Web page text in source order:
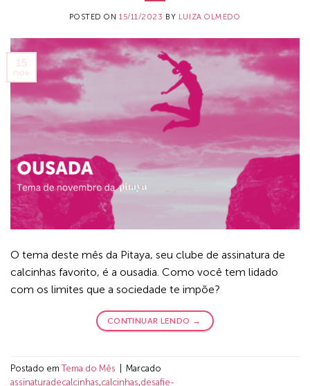
POSTED ON 15/11/2023 BY LUIZA OLMEDO
15
nov
O tema deste mês da Pitaya, seu clube de assinatura de
calcinhas favorito, é a ousadia. Como você tem lidado
com os limites que a sociedade te impõe?
CONTINUAR LENDO →
Postado emTema do Mês
Marcado
assinaturadecalcinhas,calcinhas,desafie-